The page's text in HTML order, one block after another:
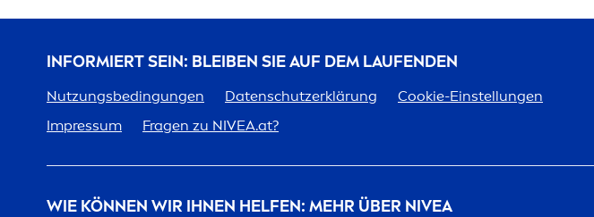
INFORMIERT SEIN: BLEIBEN SIE AUF DEM LAUFENDEN
Nutzungsbedingungen Datenschutzerklärung
Cookie-Einstellungen
Impressum
Fragen zu NIVEA.at?
WIE KÖNNEN WIR IHNEN HELFEN: MEHR ÜBER NIVEA